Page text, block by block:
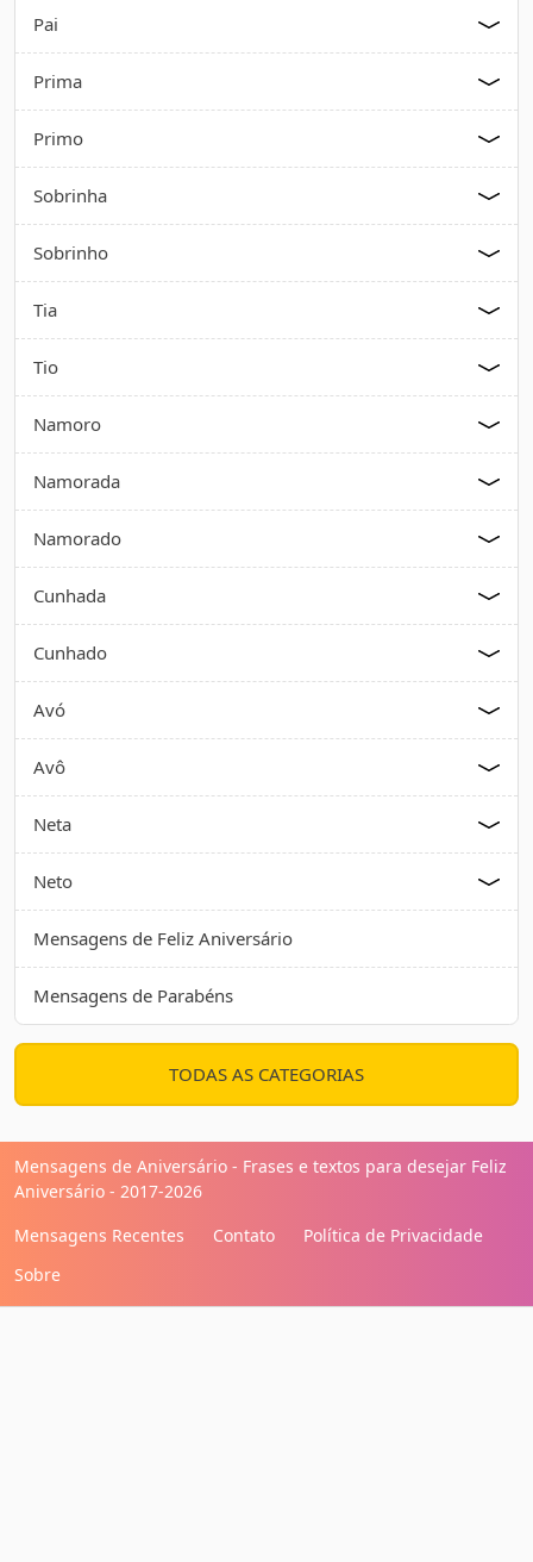
Pai
Prima
Primo
Sobrinha
Sobrinho
Tia
Tio
Namoro
Namorada
Namorado
Cunhada
Cunhado
Avó
Avô
Neta
Neto
Mensagens de Feliz Aniversário
Mensagens de Parabéns
TODAS AS CATEGORIAS
Mensagens de Aniversário - Frases e textos para desejar Feliz
Aniversário - 2017-2026
Mensagens Recentes
Contato
Política de Privacidade
Sobre